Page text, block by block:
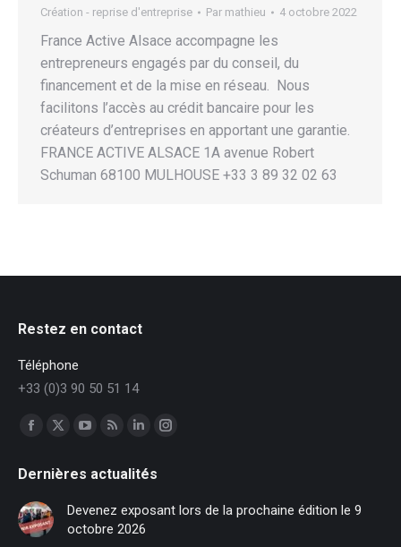
Création - reprise d'entreprise Par mathieu 4 octobre 2022
France Active Alsace accompagne les
entrepreneurs engagés par du conseil, du
financement et de la mise en réseau. Nous
facilitons l’accès au crédit bancaire pour les
créateurs d’entreprises en apportant une garantie.
FRANCE ACTIVE ALSACE 1A avenue Robert
Schuman 68100 MULHOUSE +33 3 89 32 02 63
Restez en contact
Téléphone
+33 (0)3 90 50 51 14
Trouvez nous sur :
Facebook
opens
in
new
X
opens
new
opens
in
new
opens
in
new
LinkedIn
opens
in
new
Instagram
in
Dernières actualités
Devenez exposant lors de la prochaine édition le 9
octobre 2026